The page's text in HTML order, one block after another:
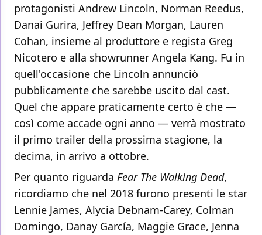
protagonisti Andrew Lincoln, Norman Reedus,
Danai Gurira, Jeffrey Dean Morgan, Lauren
Cohan, insieme al produttore e regista Greg
Nicotero e alla showrunner Angela Kang. Fu in
quell'occasione che Lincoln annunciò
pubblicamente che sarebbe uscito dal cast.
Quel che appare praticamente certo è che —
così come accade ogni anno — verrà mostrato
il primo trailer della prossima stagione, la
decima, in arrivo a ottobre.
Per quanto riguarda Fear The Walking Dead,
ricordiamo che nel 2018 furono presenti le star
Lennie James, Alycia Debnam-Carey, Colman
Domingo, Danay García, Maggie Grace, Jenna